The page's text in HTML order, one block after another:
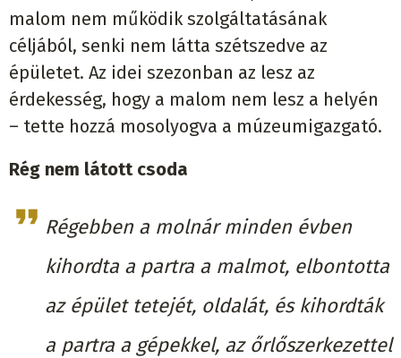
malom nem működik szolgáltatásának
céljából, senki nem látta szétszedve az
épületet. Az idei szezonban az lesz az
érdekesség, hogy a malom nem lesz a helyén
– tette hozzá mosolyogva a múzeumigazgató.
Rég nem látott csoda
Régebben a molnár minden évben
kihordta a partra a malmot, elbontotta
az épület tetejét, oldalát, és kihordták
a partra a gépekkel, az őrlőszerkezettel